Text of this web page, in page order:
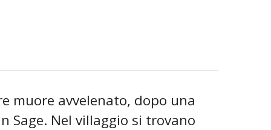
muore avvelenato, dopo una
Sage. Nel villaggio si trovano